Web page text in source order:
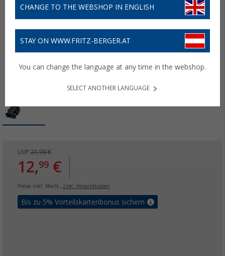
UVP 21,99 €
12,99 €
Preise inkl. MwSt., zzgl. Versandkosten
Bis zu 5% Vorteilskartenbonus sichern
CHANGE TO THE WEBSHOP IN ENGLISH
STAY ON WWW.FRITZ-BERGER.AT
You can change the language at any time in the webshop.
SELECT ANOTHER LANGUAGE